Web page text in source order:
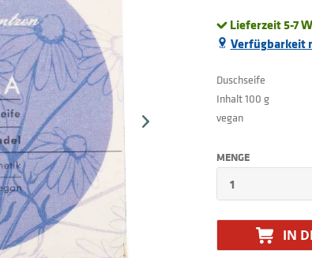
Lieferzeit 5-7
Verfügbarkeit
Duschseife
Inhalt 100 g
vegan
MENGE
IN